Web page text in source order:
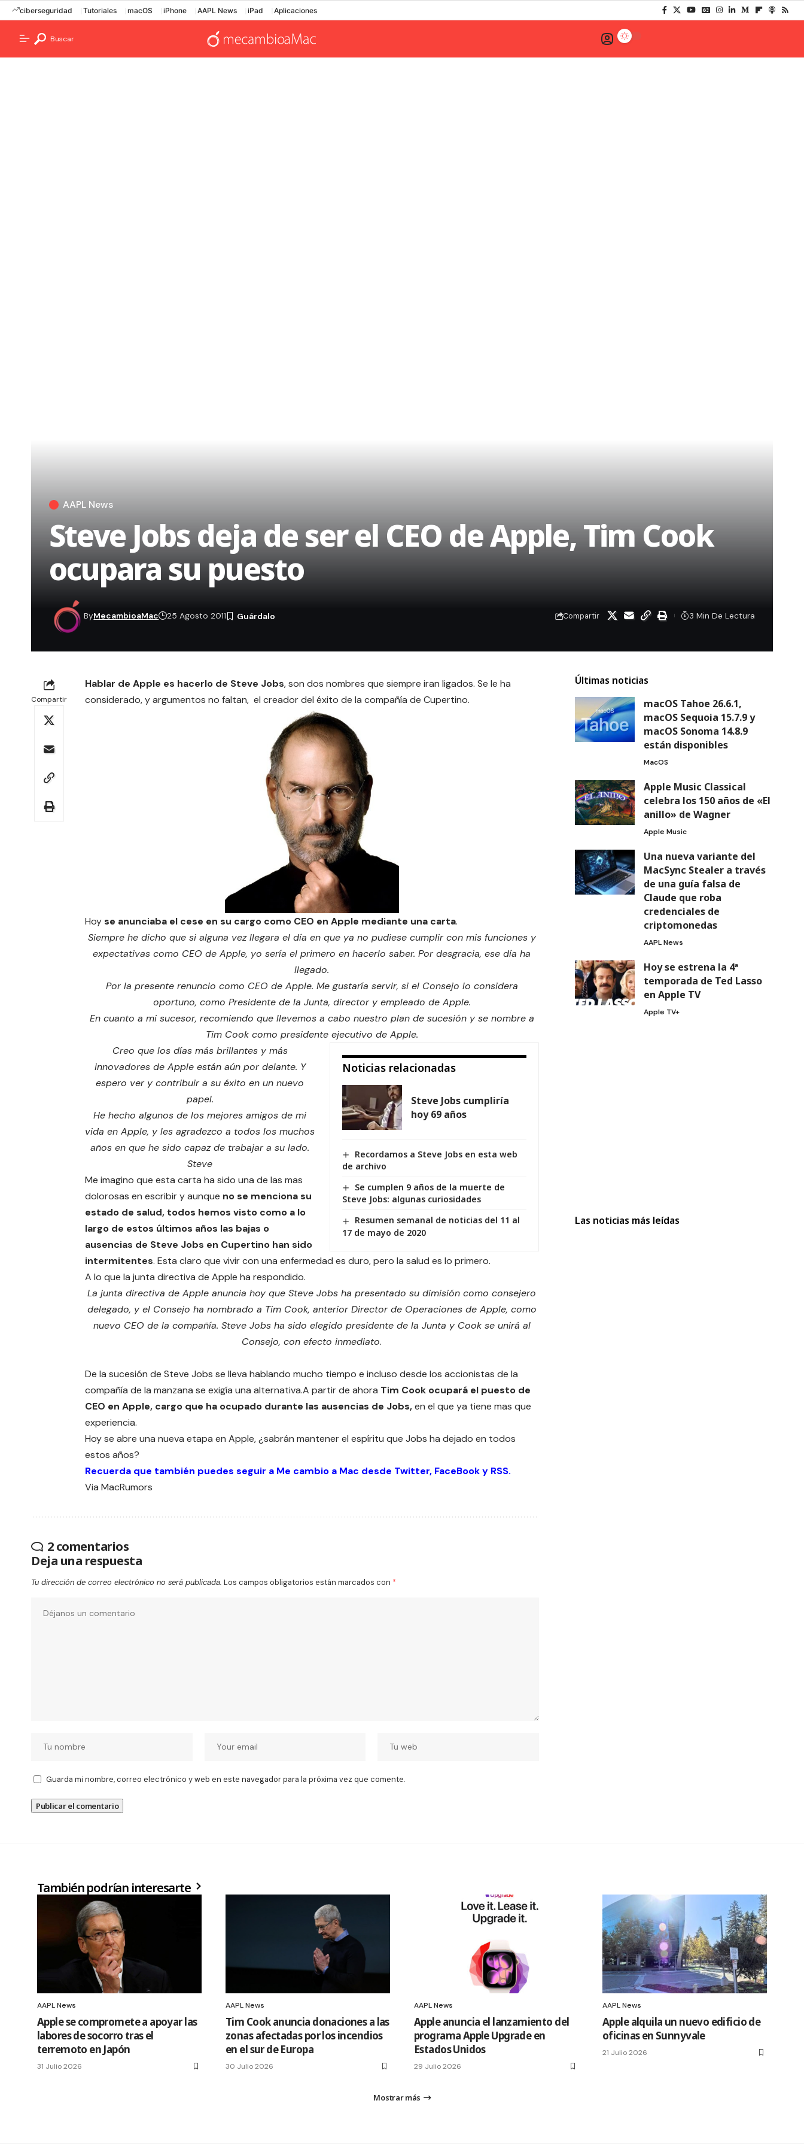
ciberseguridad Tutoriales macOS iPhone AAPL News iPad Aplicaciones
Buscar
AAPL News
Steve Jobs deja de ser el CEO de Apple, Tim Cook
ocupara su puesto
ByMecambioaMac 25 Agosto 2011 Compartir 3 Min De Lectura
Compartir
Hablar de Apple es hacerlo de Steve Jobs, son dos nombres que siempre iran ligados. Se le ha
considerado, y argumentos no faltan, el creador del éxito de la compañía de Cupertino.
Hoyse anunciaba el cese en su cargo como CEO en Apple mediante una carta.
Siempre he dicho que si alguna vez llegara el día en que ya no pudiese cumplir con mis funciones y
expectativas como CEO de Apple, yo sería el primero en hacerlo saber. Por desgracia, ese día ha
llegado.
Por la presente renuncio como CEO de Apple. Me gustaría servir, si el Consejo lo considera
oportuno, como Presidente de la Junta, director y empleado de Apple.
En cuanto a mi sucesor, recomiendo que llevemos a cabo nuestro plan de sucesión y se nombre a
Tim Cook como presidente ejecutivo de Apple.
Noticias relacionadas
Steve Jobs cumpliría
hoy 69 años
Recordamos a Steve Jobs en esta web
de archivo
Se cumplen 9 años de la muerte de
Steve Jobs: algunas curiosidades
Resumen semanal de noticias del 11 al
17 de mayo de 2020
Creo que los días más brillantes y más
innovadores de Apple están aún por delante. Y
espero ver y contribuir a su éxito en un nuevo
papel.
He hecho algunos de los mejores amigos de mi
vida en Apple, y les agradezco a todos los muchos
años en que he sido capaz de trabajar a su lado.
Steve
Me imagino que esta carta ha sido una de las mas
dolorosas en escribir y aunque no se menciona su
estado de salud, todos hemos visto como a lo
largo de estos últimos años las bajas o
ausencias de Steve Jobs en Cupertino han sido
intermitentes. Esta claro que vivir con una enfermedad es duro, pero la salud es lo primero.
A lo que la junta directiva de Apple ha respondido.
La junta directiva de Apple anuncia hoy que Steve Jobs ha presentado su dimisión como consejero
delegado, y el Consejo ha nombrado a Tim Cook, anterior Director de Operaciones de Apple, como
nuevo CEO de la compañía. Steve Jobs ha sido elegido presidente de la Junta y Cook se unirá al
Consejo, con efecto inmediato.
De la sucesión de Steve Jobs se lleva hablando mucho tiempo e incluso desde los accionistas de la
compañía de la manzana se exigía una alternativa.A partir de ahora Tim Cook ocupará el puesto de
CEO en Apple, cargo que ha ocupado durante las ausencias de Jobs,en el que ya tiene mas que
experiencia.
Hoy se abre una nueva etapa en Apple, ¿sabrán mantener el espíritu que Jobs ha dejado en todos
estos años?
Recuerda que también puedes seguir a Me cambio a Mac desde Twitter, FaceBooky RSS.
Via MacRumors
2 comentarios
Deja una respuesta
Tu dirección de correo electrónico no será publicada. Los campos obligatorios están marcados con *
Guarda mi nombre, correo electrónico y web en este navegador para la próxima vez que comente.
Últimas noticias
macOS Tahoe 26.6.1,
macOS Sequoia 15.7.9 y
macOS Sonoma 14.8.9
están disponibles
MacOS
Apple Music Classical
celebra los 150 años de «El
anillo» de Wagner
Apple Music
Una nueva variante del
MacSync Stealer a través
de una guía falsa de
Claude que roba
credenciales de
criptomonedas
AAPL News
Hoy se estrena la 4ª
temporada de Ted Lasso
en Apple TV
Apple TV+
Las noticias más leídas
También podrían interesarte
AAPL News
Apple se compromete a apoyar las
labores de socorro tras el
terremoto en Japón
31 Julio 2026
AAPL News
Tim Cook anuncia donaciones a las
zonas afectadas por los incendios
en el sur de Europa
30 Julio 2026
AAPL News
Apple anuncia el lanzamiento del
programa Apple Upgrade en
Estados Unidos
29 Julio 2026
AAPL News
Apple alquila un nuevo edificio de
oficinas en Sunnyvale
21 Julio 2026
Mostrar más